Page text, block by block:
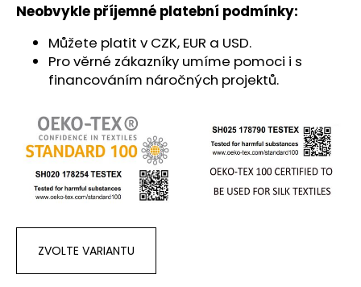
Neobvykle příjemné platební podmínky:
Můžete platit v CZK, EUR a USD.
Pro věrné zákazníky umíme pomoci i s
financováním náročných projektů.
ZVOLTE VARIANTU